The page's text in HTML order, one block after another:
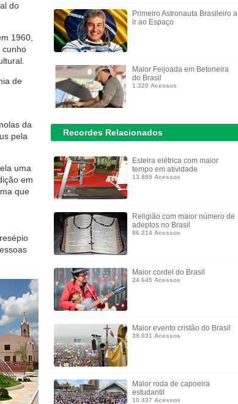
do
1960,
cunho
de
da
pela
uma
em
que
Primeiro Astronauta Brasileiro a
ir ao Espaço
Maior Feijoada em Betoneira
do Brasil
1.320 Acessos
Recordes Relacionados
Esteira elétrica com maior
tempo em atividade
13.889 Acessos
Religião com maior número de
adeptos no Brasil
86.214 Acessos
Maior cordel do Brasil
24.645 Acessos
Maior evento cristão do Brasil
39.031 Acessos
Maior roda de capoeira
estudantil
10.437 Acessos